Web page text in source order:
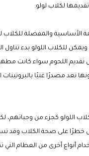
لكلاب لولو:
الأساسية والمفضلة للكلاب
للكلاب اللولو بدء تناول
اللحوم سواء كانت
تعد مصدرًا غنيًا
اللولو كجزء من وجباتهم،
خطرًا على صحة الكلاب وقد
أنواع أخرى من العظام التي